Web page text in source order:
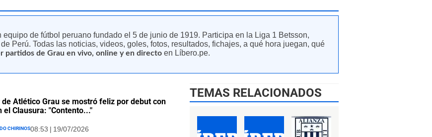
equipo de fútbol peruano fundado el 5 de junio de 1919. Participa en la Liga 1 Betsson,
Perú. Todas las noticias, videos, goles, fotos, resultados, fichajes, a qué hora juegan, qué
partidos de Grau en vivo, online y en directo en Líbero.pe.
de Atlético Grau se mostró feliz por debut con
el Clausura: "Contento..."
Chirinos08:53 | 19/07/2026
TEMAS RELACIONADOS